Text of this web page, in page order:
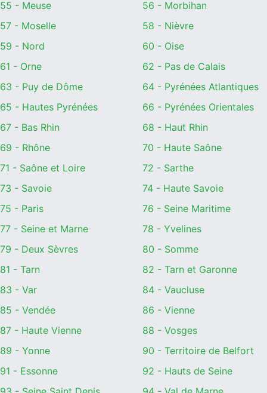
55 - Meuse
56 - Morbihan
57 - Moselle
58 - Nièvre
59 - Nord
60 - Oise
61 - Orne
62 - Pas de Calais
63 - Puy de Dôme
64 - Pyrénées Atlantiques
65 - Hautes Pyrénées
66 - Pyrénées Orientales
67 - Bas Rhin
68 - Haut Rhin
69 - Rhône
70 - Haute Saône
71 - Saône et Loire
72 - Sarthe
73 - Savoie
74 - Haute Savoie
75 - Paris
76 - Seine Maritime
77 - Seine et Marne
78 - Yvelines
79 - Deux Sèvres
80 - Somme
81 - Tarn
82 - Tarn et Garonne
83 - Var
84 - Vaucluse
85 - Vendée
86 - Vienne
87 - Haute Vienne
88 - Vosges
89 - Yonne
90 - Territoire de Belfort
91 - Essonne
92 - Hauts de Seine